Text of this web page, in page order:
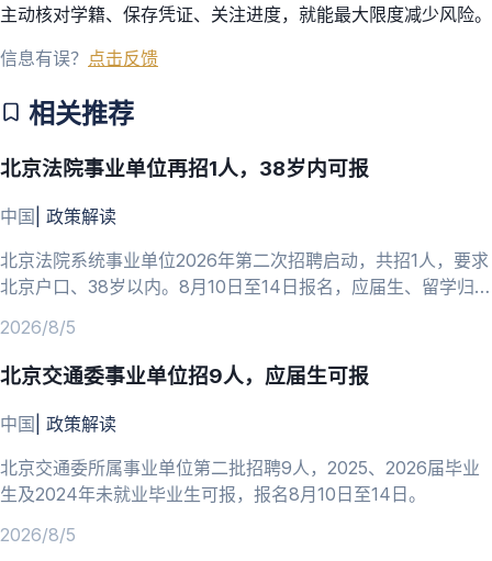
主动核对学籍、保存凭证、关注进度，就能最大限度减少风险。
信息有误？ 点击反馈
相关推荐
北京法院事业单位再招1人，38岁内可报
中国 政策解读
北京法院系统事业单位2026年第二次招聘启动，共招1人，要求
北京户口、38岁以内。8月10日至14日报名，应届生、留学归国
2026/8/5
北京交通委事业单位招9人，应届生可报
中国 政策解读
北京交通委所属事业单位第二批招聘9人，2025、2026届毕业
生及2024年未就业毕业生可报，报名8月10日至14日。
2026/8/5